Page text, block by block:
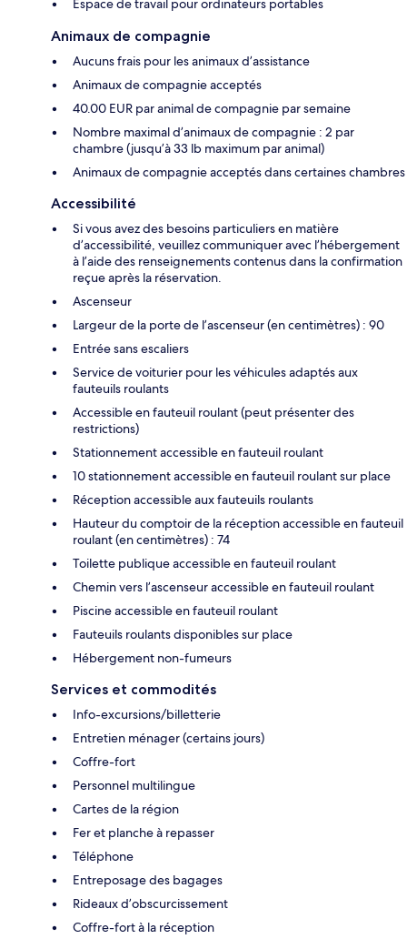
Espace de travail pour ordinateurs portables
Animaux de compagnie
Aucuns frais pour les animaux d’assistance
Animaux de compagnie acceptés
40.00 EUR par animal de compagnie par semaine
Nombre maximal d’animaux de compagnie : 2 par
chambre (jusqu’à 33 lb maximum par animal)
Animaux de compagnie acceptés dans certaines chambres
Accessibilité
Si vous avez des besoins particuliers en matière
d’accessibilité, veuillez communiquer avec l’hébergement
à l’aide des renseignements contenus dans la confirmation
reçue après la réservation.
Ascenseur
Largeur de la porte de l’ascenseur (en centimètres) : 90
Entrée sans escaliers
Service de voiturier pour les véhicules adaptés aux
fauteuils roulants
Accessible en fauteuil roulant (peut présenter des
restrictions)
Stationnement accessible en fauteuil roulant
10 stationnement accessible en fauteuil roulant sur place
Réception accessible aux fauteuils roulants
Hauteur du comptoir de la réception accessible en fauteuil
roulant (en centimètres) : 74
Toilette publique accessible en fauteuil roulant
Chemin vers l’ascenseur accessible en fauteuil roulant
Piscine accessible en fauteuil roulant
Fauteuils roulants disponibles sur place
Hébergement non-fumeurs
Services et commodités
Info-excursions/billetterie
Entretien ménager (certains jours)
Coffre-fort
Personnel multilingue
Cartes de la région
Fer et planche à repasser
Téléphone
Entreposage des bagages
Rideaux d’obscurcissement
Coffre-fort à la réception